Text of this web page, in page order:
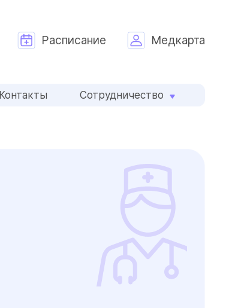
Расписание Медкарта
Контакты Сотрудничество